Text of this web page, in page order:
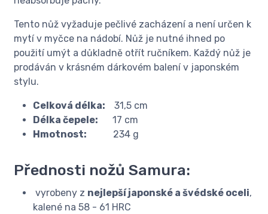
Tento nůž vyžaduje pečlivé zacházení a není určen k
mytí v myčce na nádobí. Nůž je nutné ihned po
použití umýt a důkladně otřít ručníkem. Každý nůž je
prodáván v krásném dárkovém balení v japonském
stylu.
Celková délka:
31,5 cm
Délka čepele: 17 cm
Hmotnost: 234 ​g
Přednosti nožů Samura:
vyrobeny z nejlepší japonské a švédské oceli,
kalené na 58 - 61 HRC